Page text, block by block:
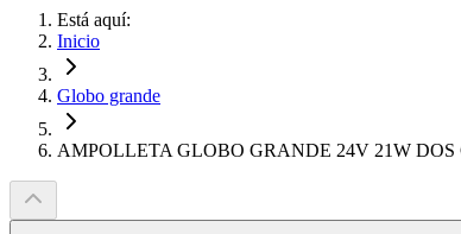
Está aquí:
Inicio
Globo grande
AMPOLLETA GLOBO GRANDE 24V 21W